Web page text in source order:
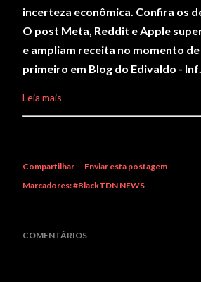
incerteza econômica. Confira os
O post Meta, Reddit e Apple
e ampliam receita no momento
primeiro em Blog do Edivaldo -
Leia mais
Compartilhar
Enviar esta postagem
Marcadores:#BlackTDN NEWS
COMENTÁRIOS